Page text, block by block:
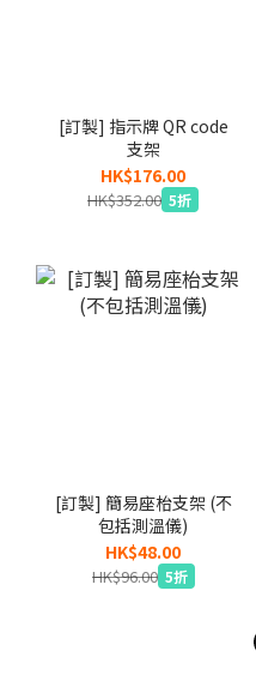
[訂製] 指示牌 QR code
支架
HK$176.00
HK$352.00 5折
[訂製] 簡易座枱支架 (不
包括測溫儀)
HK$48.00
HK$96.00 5折